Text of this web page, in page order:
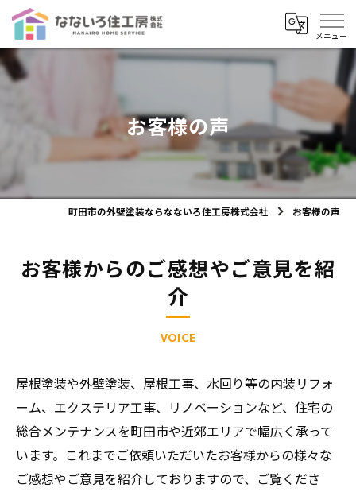
お客様の声
町田市の外壁塗装ならなないろ住工房株式会社 お客様の声
お客様からのご感想やご意見を紹
介
VOICE
屋根塗装や外壁塗装、屋根工事、水回り等の内装リフォ
ーム、エクステリア工事、リノベーションなど、住宅の
総合メンテナンスを町田市や近郊エリアで幅広く承って
います。これまでご依頼いただいたお客様からの様々な
ご感想やご意見を紹介しておりますので、ご覧くださ